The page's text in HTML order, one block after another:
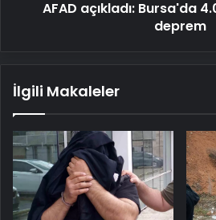
AFAD açıkladı: Bursa'da
deprem
İlgili Makaleler